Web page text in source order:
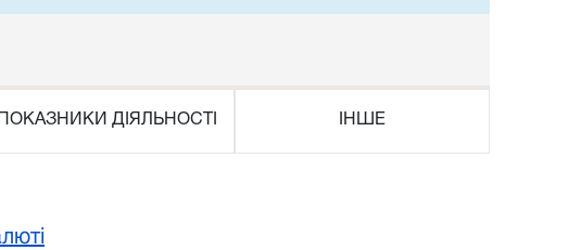
ПОКАЗНИКИ ДІЯЛЬНОСТІ ІНШЕ